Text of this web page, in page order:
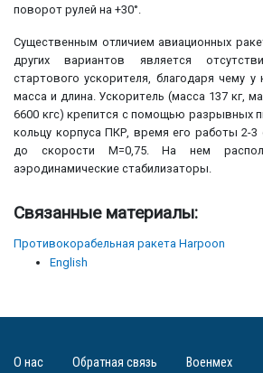
поворот рулей на +30°.
Существенным отличием авиационных
других вариантов является
стартового ускорителя, благодаря чему
масса и длина. Ускоритель (масса 137 кг,
6600 кгс) крепится с помощью разрывных
кольцу корпуса ПКР, время его работы 2-3
до скорости М=0,75. На нем
аэродинамические стабилизаторы.
Связанные материалы:
Противокорабельная ракета Harpoon
English
О нас Обратная связь Военмех